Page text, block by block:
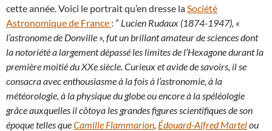
cette année. Voici le portrait qu’en dresse laSociété
Astronomique de France : ” Lucien Rudaux (1874-1947), «
l’astronome de Donville », fut un brillant amateur de sciences dont
la notoriété a largement dépassé les limites de l’Hexagone durant la
première moitié du XXe siècle. Curieux et avide de savoirs, il se
consacra avec enthousiasme à la fois à l’astronomie, à la
météorologie, à la physique du globe ou encore à la spéléologie
grâce auxquelles il côtoya les grandes figures scientifiques de son
époque telles queCamille Flammarion, Édouard-Alfred Martelou